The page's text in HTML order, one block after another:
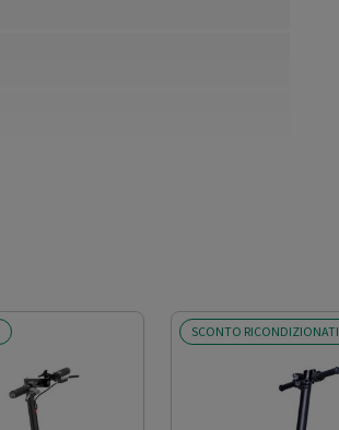
SCONTO RICONDIZIONATI